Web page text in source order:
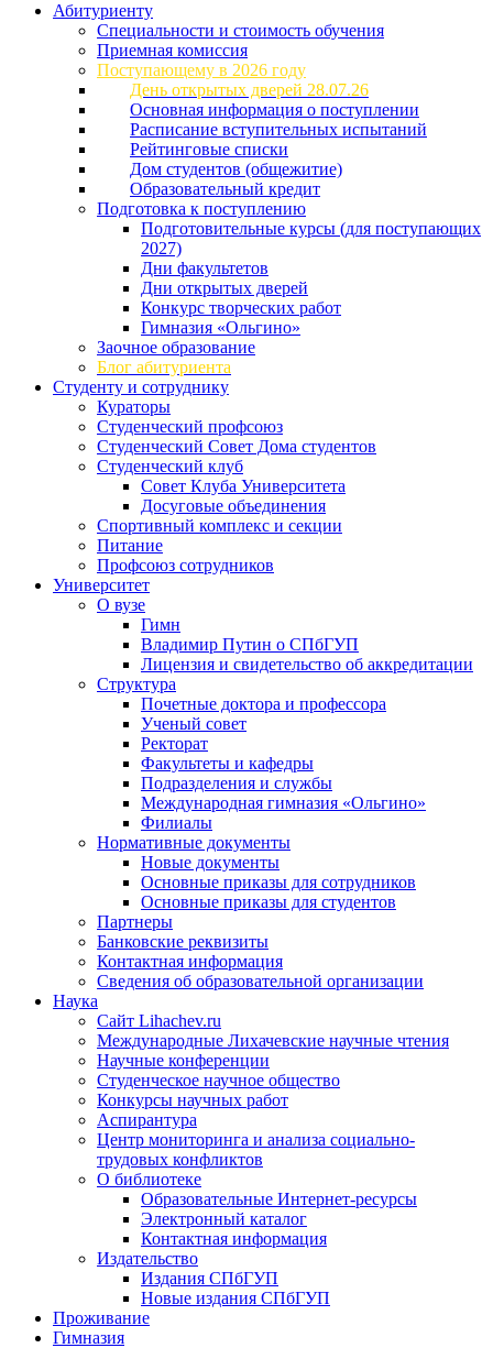
Абитуриенту
Специальности и стоимость обучения
Приемная комиссия
Поступающему в 2026 году
День открытых дверей 28.07.26
Основная информация о поступлении
Расписание вступительных испытаний
Рейтинговые списки
Дом студентов (общежитие)
Образовательный кредит
Подготовка к поступлению
Подготовительные курсы (для поступающих
2027)
Дни факультетов
Дни открытых дверей
Конкурс творческих работ
Гимназия «Ольгино»
Заочное образование
Блог абитуриента
Студенту и сотруднику
Кураторы
Студенческий профсоюз
Студенческий Совет Дома студентов
Студенческий клуб
Совет Клуба Университета
Досуговые объединения
Спортивный комплекс и секции
Питание
Профсоюз сотрудников
Университет
О вузе
Гимн
Владимир Путин о СПбГУП
Лицензия и свидетельство об аккредитации
Структура
Почетные доктора и профессора
Ученый совет
Ректорат
Факультеты и кафедры
Подразделения и службы
Международная гимназия «Ольгино»
Филиалы
Нормативные документы
Новые документы
Основные приказы для сотрудников
Основные приказы для студентов
Партнеры
Банковские реквизиты
Контактная информация
Сведения об образовательной организации
Наука
Сайт Lihachev.ru
Международные Лихачевские научные чтения
Научные конференции
Студенческое научное общество
Конкурсы научных работ
Аспирантура
Центр мониторинга и анализа социально-
трудовых конфликтов
О библиотеке
Образовательные Интернет-ресурсы
Электронный каталог
Контактная информация
Издательство
Издания СПбГУП
Новые издания СПбГУП
Проживание
Гимназия